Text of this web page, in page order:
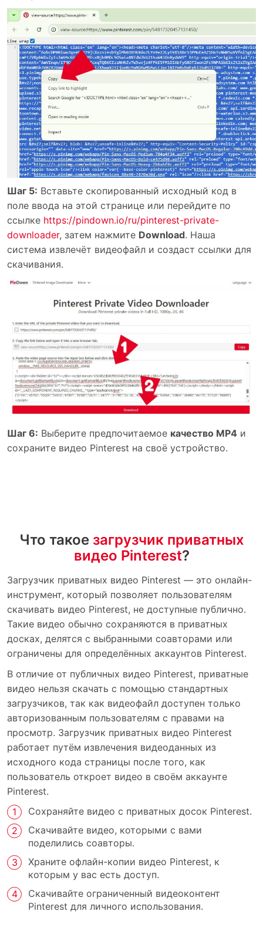
Шаг 5: Вставьте скопированный исходный код в
поле ввода на этой странице или перейдите по
ссылке https://pindown.io/ru/pinterest-private-
downloader, затем нажмите Download. Наша
система извлечёт видеофайл и создаст ссылки для
скачивания.
Шаг 6: Выберите предпочитаемое качество MP4 и
сохраните видео Pinterest на своё устройство.
Что такое загрузчик приватных
видео Pinterest?
Загрузчик приватных видео Pinterest — это онлайн-
инструмент, который позволяет пользователям
скачивать видео Pinterest, не доступные публично.
Такие видео обычно сохраняются в приватных
досках, делятся с выбранными соавторами или
ограничены для определённых аккаунтов Pinterest.
В отличие от публичных видео Pinterest, приватные
видео нельзя скачать с помощью стандартных
загрузчиков, так как видеофайл доступен только
авторизованным пользователям с правами на
просмотр. Загрузчик приватных видео Pinterest
работает путём извлечения видеоданных из
исходного кода страницы после того, как
пользователь откроет видео в своём аккаунте
Pinterest.
Сохраняйте видео с приватных досок Pinterest.
Скачивайте видео, которыми с вами
поделились соавторы.
Храните офлайн-копии видео Pinterest, к
которым у вас есть доступ.
Скачивайте ограниченный видеоконтент
Pinterest для личного использования.